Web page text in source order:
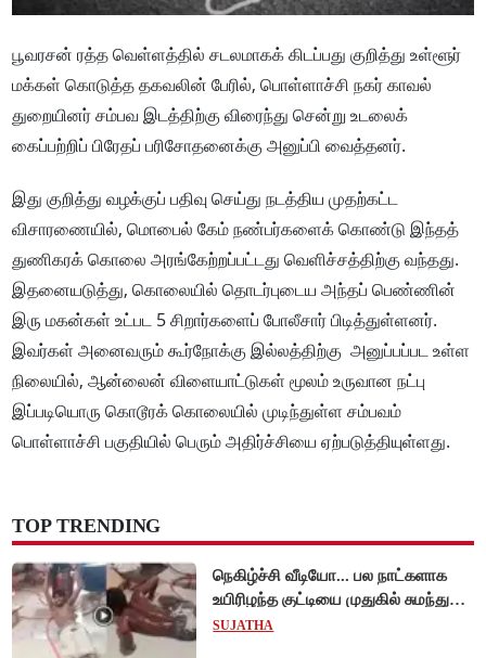
பூவரசன் ரத்த வெள்ளத்தில் சடலமாகக் கிடப்பது குறித்து உள்ளூர்
மக்கள் கொடுத்த தகவலின் பேரில், பொள்ளாச்சி நகர் காவல்
துறையினர் சம்பவ இடத்திற்கு விரைந்து சென்று உடலைக்
கைப்பற்றிப் பிரேதப் பரிசோதனைக்கு அனுப்பி வைத்தனர்.
இது குறித்து வழக்குப் பதிவு செய்து நடத்திய முதற்கட்ட
விசாரணையில், மொபைல் கேம் நண்பர்களைக் கொண்டு இந்தத்
துணிகரக் கொலை அரங்கேற்றப்பட்டது வெளிச்சத்திற்கு வந்தது.
இதனையடுத்து, கொலையில் தொடர்புடைய அந்தப் பெண்ணின்
இரு மகன்கள் உட்பட 5 சிறார்களைப் போலீசார் பிடித்துள்ளனர்.
இவர்கள் அனைவரும் கூர்நோக்கு இல்லத்திற்கு அனுப்பப்பட உள்ள
நிலையில், ஆன்லைன் விளையாட்டுகள் மூலம் உருவான நட்பு
இப்படியொரு கொடூரக் கொலையில் முடிந்துள்ள சம்பவம்
பொள்ளாச்சி பகுதியில் பெரும் அதிர்ச்சியை ஏற்படுத்தியுள்ளது.
TOP TRENDING
நெகிழ்ச்சி வீடியோ... பல நாட்களாக
உயிரிழந்த குட்டியை முதுகில் சுமந்து
நீந்திய டால்பின்... உலகை உலுக்கிய
SUJATHA